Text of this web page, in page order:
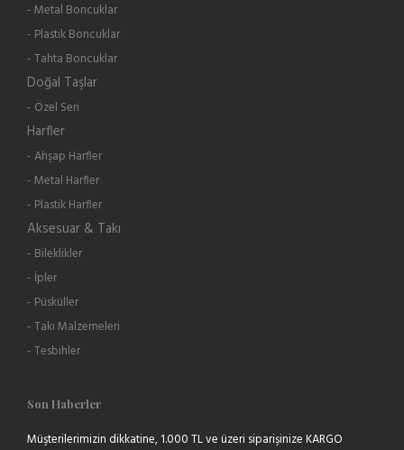
- Metal Boncuklar
- Plastik Boncuklar
- Tahta Boncuklar
Doğal Taşlar
- Özel Seri
Harfler
- Ahşap Harfler
- Metal Harfler
- Plastik Harfler
Aksesuar & Takı
- Bileklikler
- İpler
- Püsküller
- Takı Malzemeleri
- Tesbihler
Son Haberler
Müşterilerimizin dikkatine, 1.000 TL ve üzeri siparişinize KARGO